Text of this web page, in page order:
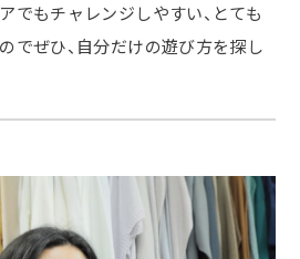
でもチャレンジしやすい、とても
でぜひ、自分だけの遊び方を探し